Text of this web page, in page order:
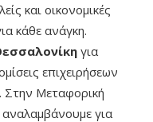
και οικονομικές
κάθε ανάγκη.
για
επιχειρήσεων
Στην Μεταφορική
για